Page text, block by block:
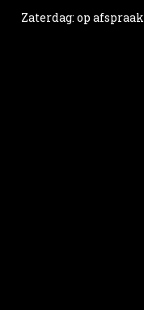
Zaterdag: op afspraak